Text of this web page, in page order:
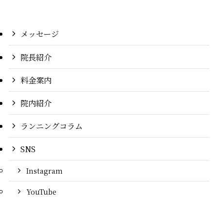
メッセージ
院長紹介
料金案内
院内紹介
ランニングコラム
SNS
Instagram
YouTube